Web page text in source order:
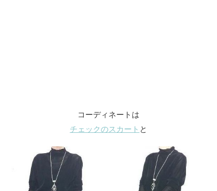
コーディネートは
チェックのスカート と